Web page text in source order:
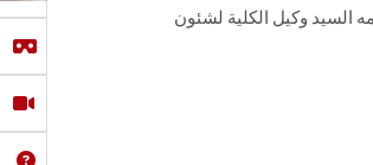
السيد وكيل الكلية لشئون